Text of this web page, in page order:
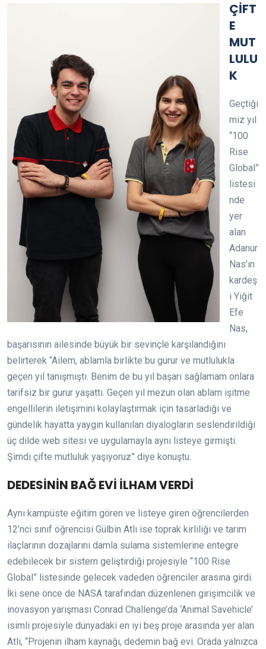
ÇİFT
E
MUT
LULU
K
Geçtiği
miz yıl
“100
Rise
Global”
listesi
nde
yer
alan
Adanur
Nas’ın
kardeş
i Yiğit
Efe
Nas,
başarısının ailesinde büyük bir sevinçle karşılandığını
belirterek “Ailem, ablamla birlikte bu gurur ve mutlulukla
geçen yıl tanışmıştı. Benim de bu yıl başarı sağlamam onlara
tarifsiz bir gurur yaşattı. Geçen yıl mezun olan ablam işitme
engellilerin iletişimini kolaylaştırmak için tasarladığı ve
gündelik hayatta yaygın kullanılan diyalogların seslendirildiği
üç dilde web sitesi ve uygulamayla aynı listeye girmişti.
Şimdi çifte mutluluk yaşıyoruz” diye konuştu.
DEDESİNİN BAĞ EVİ İLHAM VERDİ
Aynı kampüste eğitim gören ve listeye giren öğrencilerden
12’nci sınıf öğrencisi Gülbin Atlı ise toprak kirliliği ve tarım
ilaçlarının dozajlarını damla sulama sistemlerine entegre
edebilecek bir sistem geliştirdiği projesiyle “100 Rise
Global” listesinde gelecek vadeden öğrenciler arasına girdi.
İki sene önce de NASA tarafından düzenlenen girişimcilik ve
inovasyon yarışması Conrad Challenge’da ‘Animal Savehicle’
isimli projesiyle dünyadaki en iyi beş proje arasında yer alan
Atlı, “Projenin ilham kaynağı, dedemin bağ evi. Orada yalnızca